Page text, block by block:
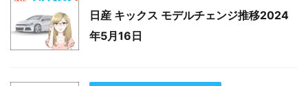
日産 キックス モデルチェンジ推移2024
年5月16日